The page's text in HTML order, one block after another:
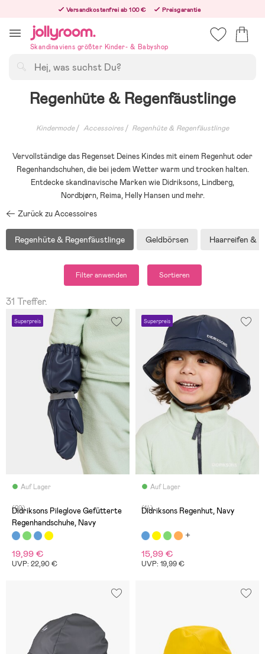
innehållet
Versandkostenfrei ab 100 €
Preisgarantie
Bestellungen, die nach 12:00 Uhr eingehen, werden am nächsten Werktag versandt!
Skandinaviens größter Kinder- & Babyshop
Regenhüte & Regenfäustlinge
Kindermode Accessoires Regenhüte & Regenfäustlinge
Vervollständige das Regenset Deines Kindes mit einem Regenhut oder
Regenhandschuhen, die bei jedem Wetter warm und trocken halten.
Entdecke skandinavische Marken wie Didriksons, Lindberg,
Nordbjørn, Reima, Helly Hansen und mehr.
Zurück zu Accessoires
Regenhüte & Regenfäustlinge Geldbörsen Haarreifen &
Filter anwenden Sortieren
31 Treffer.
Superpreis
Auf Lager
(29)
Didriksons Pileglove Gefütterte
Regenhandschuhe, Navy
19,99 €
UVP: 22,90 €
Superpreis
Auf Lager
(14)
Didriksons Regenhut, Navy
15,99 €
UVP: 19,99 €